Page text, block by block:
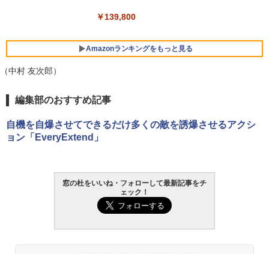
￥139,800
Amazonランキングをもっと見る
Robloxギフトカード - 800 Robux 【限
インゲームコード】 ロブロックス | オン
ラインコード版
Robloxギフトカード - 2,000 Robux 【限
定バーチャルアイテムを含む】 【オンラ
インゲームコード】 ロブロックス | オン
ラインコード版
生成AIパスポート公式テキスト 第４版
￥1,766
1冊ですべて身につくHTML & CSSとWe
bデザイン入門講座［第2版］
￥1,292
Kindle Paperwhite シグニチャーエディ
るさ自動調整、色調調節ライト、12週間
持続バッテリー、広告なし、メタリック
ブラック
Amazon Kindle Paperwhite (16GB) 7イ
ンチディスプレイ、色調調節ライト、12
週間持続バッテリー、広告なし、ブラッ
（中村 友次郎）
編集部のおすすめ記事
自機を自爆させてできるだけ多くの敵を誘爆させるアクシ
ョン「EveryExtend」
窓の杜をいいね・フォローして最新記事をチ
ェック！